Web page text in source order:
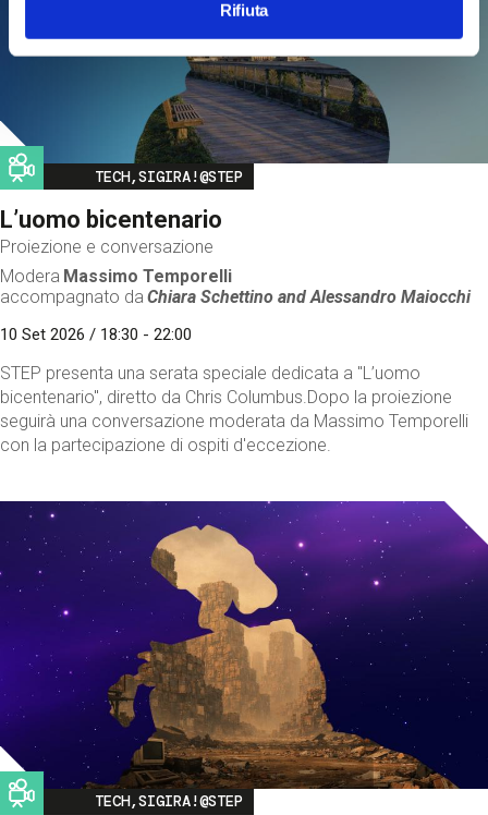
Rifiuta
Image
TECH,SIGIRA!@STEP
L’uomo bicentenario
Proiezione e conversazione
Modera Massimo Temporelli
accompagnato da Chiara Schettino andAlessandro Maiocchi
10 Set 2026 / 18:30 - 22:00
STEP presenta una serata speciale dedicata a "L’uomo
bicentenario", diretto da Chris Columbus.Dopo la proiezione
seguirà una conversazione moderata da Massimo Temporelli
con la partecipazione di ospiti d'eccezione.
Image
TECH,SIGIRA!@STEP